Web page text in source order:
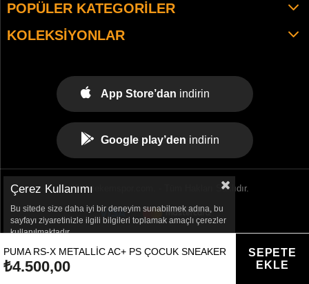
PUMA RS-X METALLIC AC+ PS ÇOCUK SNEAKER
₺4.500,00
POPÜLER KATEGORILER
KOLEKSIYONLAR
App Store’dan indirin
Google play’den indirin
© 2021 tekemspor.com. - Tüm Hakları Saklıdır.
Çerez Kullanımı
Bu sitede size daha iyi bir deneyim sunabilmek adına, bu
sayfayı ziyaretinizle ilgili bilgileri toplamak amaçlı çerezler
kullanılmaktadır.